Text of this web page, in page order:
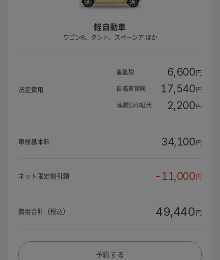
軽自動車
ワゴンR、タント、スペーシア ほか
法定費用
重量税 6,600円
自賠責保険
17,540円
陸運局印紙代
2,200円
車検基本料 34,100円
ネット限定割引額 -11,000円
費用合計（税込） 49,440 円
予約する